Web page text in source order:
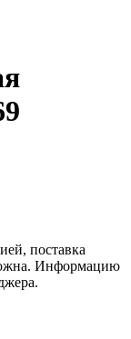
поставка
Информацию